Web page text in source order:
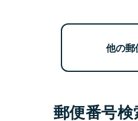
他の
郵便番号